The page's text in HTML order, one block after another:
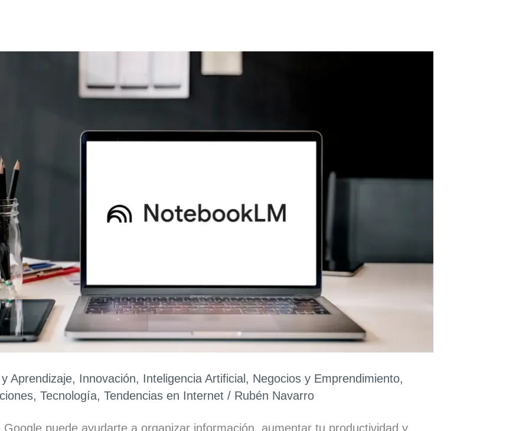
Aprendizaje, Innovación, Inteligencia Artificial , Negocios y Emprendimiento,
, Tecnología, Tendencias en Internet / Rubén Navarro
puede ayudarte a organizar información, aumentar tu productividad y